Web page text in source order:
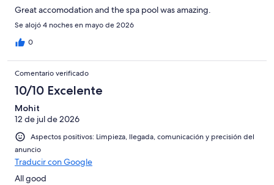
Great accomodation and the spa pool was amazing.
Se alojó 4 noches en mayo de 2026
0
Comentario verificado
10/10 Excelente
Mohit
12 de jul de 2026
Aspectos positivos: Limpieza, llegada, comunicación y precisión del
anuncio
Traducir con Google
All good